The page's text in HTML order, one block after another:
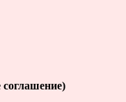
соглашение)